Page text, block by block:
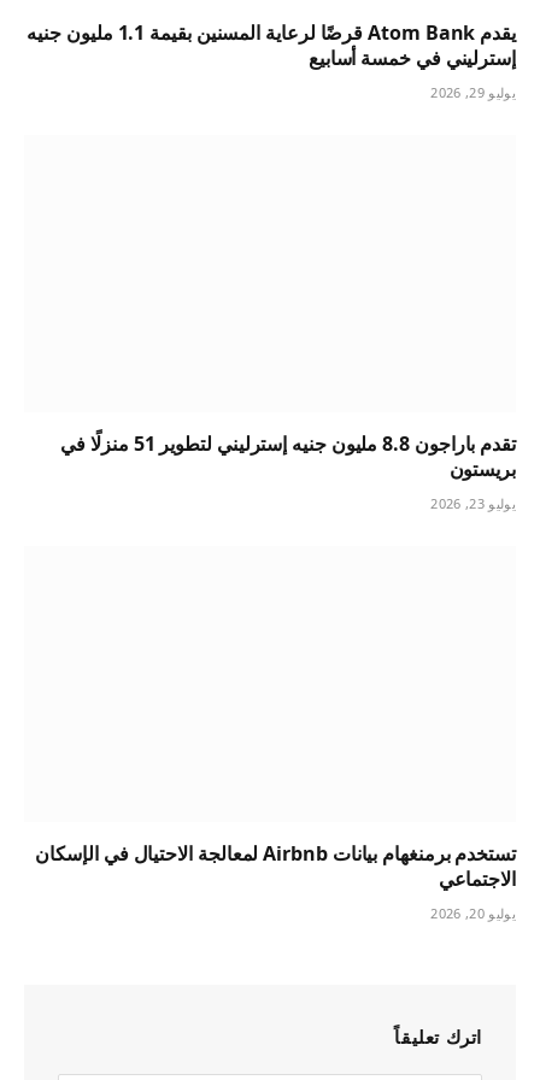
يقدم Atom Bank قرضًا لرعاية المسنين بقيمة 1.1 مليون جنيه
إسترليني في خمسة أسابيع
يوليو 29, 2026
تقدم باراجون 8.8 مليون جنيه إسترليني لتطوير 51 منزلًا في
بريستون
يوليو 23, 2026
تستخدم برمنغهام بيانات Airbnb لمعالجة الاحتيال في الإسكان
الاجتماعي
يوليو 20, 2026
اترك تعليقاً